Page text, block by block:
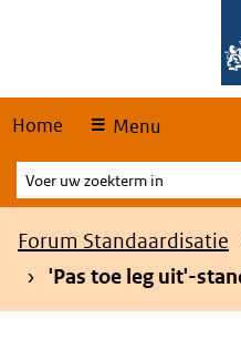
Home Menu
Voer
uw
zoekterm
Kruimelpad
Forum Standaardisatie
'Pas toe leg uit'-